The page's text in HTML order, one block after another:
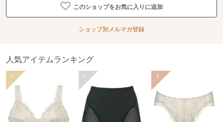
このショップをお気に入りに追加
ショップ別メルマガ登録
人気アイテムランキング
1 2 3